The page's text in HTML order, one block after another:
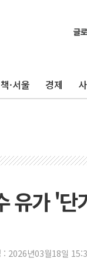
·서울 경제
유가 '단
: 2026년03월18일